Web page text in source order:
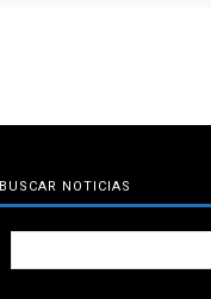
BUSCAR NOTICIAS